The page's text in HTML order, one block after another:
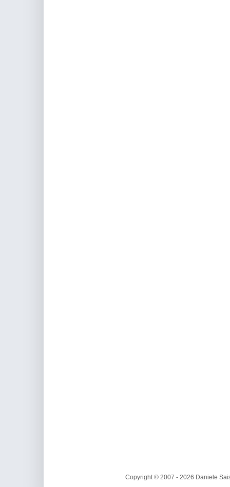
Copyright © 2007 - 2026 Daniele